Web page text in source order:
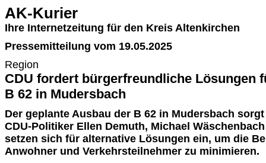
AK-Kurier
Ihre Internetzeitung für den Kreis Altenkirchen
Pressemitteilung vom 19.05.2025
Region
CDU fordert bürgerfreundliche Lösungen
B 62 in Mudersbach
Der geplante Ausbau der B 62 in Mudersbach
CDU-Politiker Ellen Demuth, Michael
setzen sich für alternative Lösungen ein, um die
Anwohner und Verkehrsteilnehmer zu minimieren.